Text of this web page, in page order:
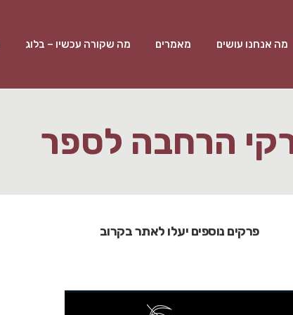
מה אנחנו עושים מאמרים מה שקורה עכשיו – בלוג
הרחבה לספר
פרקים נוספים יעלו לאתר בקרוב